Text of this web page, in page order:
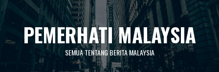
Skip
contentPEMERHATI MALAYSIA
SEMUA TENTANG BERITA MALAYSIA